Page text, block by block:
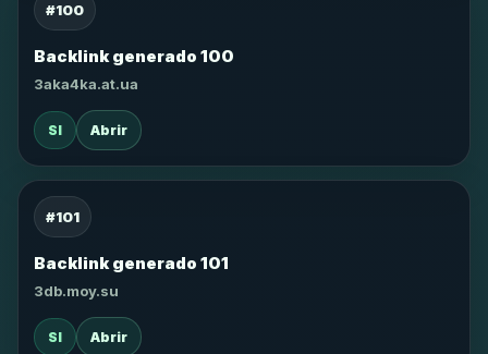
#100
Backlink generado 100
3aka4ka.at.ua
SI Abrir
#101
Backlink generado 101
3db.moy.su
SI Abrir